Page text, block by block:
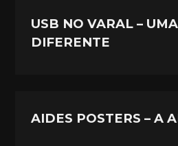
USB NO VARAL –
DIFERENTE
AIDES POSTERS – A